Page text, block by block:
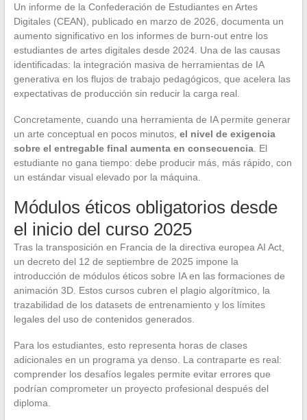
Un informe de la Confederación de Estudiantes en Artes
Digitales (CEAN), publicado en marzo de 2026, documenta un
aumento significativo en los informes de burn-out entre los
estudiantes de artes digitales desde 2024. Una de las causas
identificadas: la integración masiva de herramientas de IA
generativa en los flujos de trabajo pedagógicos, que acelera las
expectativas de producción sin reducir la carga real.
Concretamente, cuando una herramienta de IA permite generar
un arte conceptual en pocos minutos, el nivel de exigencia
sobre el entregable final aumenta en consecuencia. El
estudiante no gana tiempo: debe producir más, más rápido, con
un estándar visual elevado por la máquina.
Módulos éticos obligatorios desde
el inicio del curso 2025
Tras la transposición en Francia de la directiva europea AI Act,
un decreto del 12 de septiembre de 2025 impone la
introducción de módulos éticos sobre IA en las formaciones de
animación 3D. Estos cursos cubren el plagio algorítmico, la
trazabilidad de los datasets de entrenamiento y los límites
legales del uso de contenidos generados.
Para los estudiantes, esto representa horas de clases
adicionales en un programa ya denso. La contraparte es real:
comprender los desafíos legales permite evitar errores que
podrían comprometer un proyecto profesional después del
diploma.